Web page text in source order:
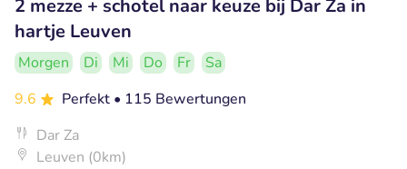
2 mezze + schotel naar keuze bij Dar Za in
hartje Leuven
Morgen Di Mi Do Fr
Sa
9.6
Perfekt • 115 Bewertungen
Dar Za
Leuven (0km)